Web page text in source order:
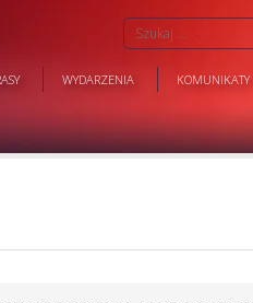
WYDARZENIA KOMUNIKATY